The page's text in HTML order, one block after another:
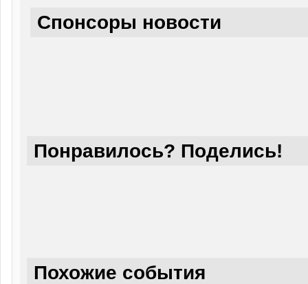
Спонсоры новости
Понравилось? Поделись!
Похожие события